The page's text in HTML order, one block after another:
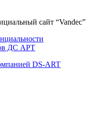
сайт “Vandec”
DS-ART